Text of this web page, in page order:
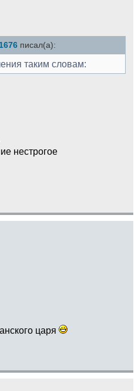
писал(а):
таким словам:
нестрогое
царя